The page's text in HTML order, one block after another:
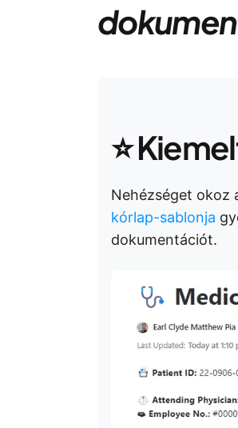
⭐
Nehézséget okoz
kórlap-sablonja
dokumentációt.